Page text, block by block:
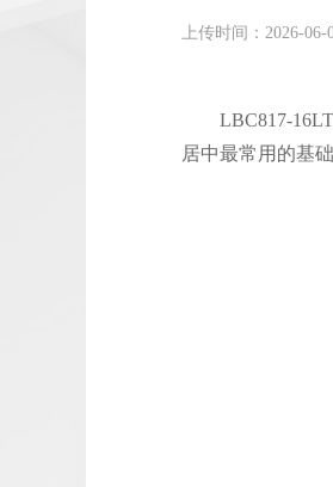
上传时间：2026-06-
LBC817-
居中最常用的基